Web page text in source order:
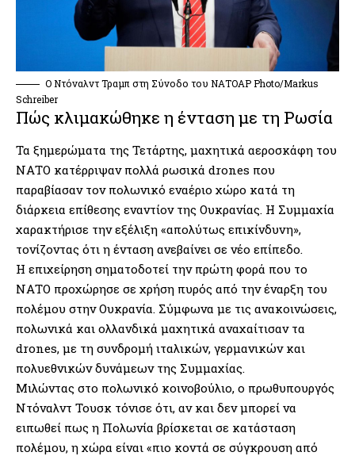
Ο Ντόναλντ Τραμπ στη Σύνοδο του ΝΑΤΟAP Photo/Markus
Schreiber
Πώς κλιμακώθηκε η ένταση με τη Ρωσία
Τα ξημερώματα της Τετάρτης, μαχητικά αεροσκάφη του
ΝΑΤΟ κατέρριψαν πολλά ρωσικά drones που
παραβίασαν τον πολωνικό εναέριο χώρο κατά τη
διάρκεια επίθεσης εναντίον της Ουκρανίας. Η Συμμαχία
χαρακτήρισε την εξέλιξη «απολύτως επικίνδυνη»,
τονίζοντας ότι η ένταση ανεβαίνει σε νέο επίπεδο.
Η επιχείρηση σηματοδοτεί την πρώτη φορά που το
ΝΑΤΟ προχώρησε σε χρήση πυρός από την έναρξη του
πολέμου στην Ουκρανία. Σύμφωνα με τις ανακοινώσεις,
πολωνικά και ολλανδικά μαχητικά αναχαίτισαν τα
drones, με τη συνδρομή ιταλικών, γερμανικών και
πολυεθνικών δυνάμεων της Συμμαχίας.
Μιλώντας στο πολωνικό κοινοβούλιο, ο πρωθυπουργός
Ντόναλντ Τουσκ τόνισε ότι, αν και δεν μπορεί να
ειπωθεί πως η Πολωνία βρίσκεται σε κατάσταση
πολέμου, η χώρα είναι «πιο κοντά σε σύγκρουση από